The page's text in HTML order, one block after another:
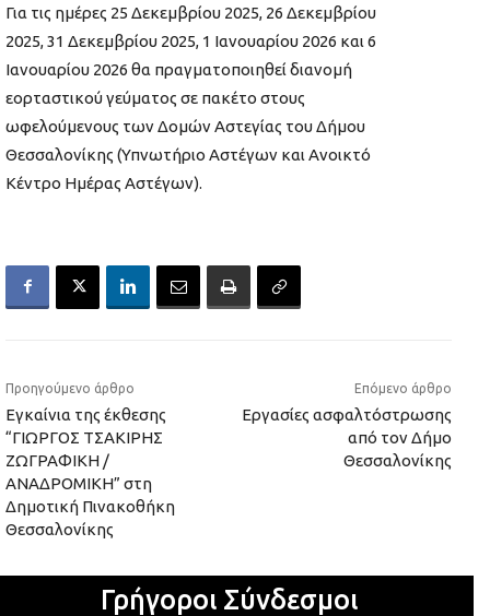
Για τις ημέρες 25 Δεκεμβρίου 2025, 26 Δεκεμβρίου
2025, 31 Δεκεμβρίου 2025, 1 Ιανουαρίου 2026 και 6
Ιανουαρίου 2026 θα πραγματοποιηθεί διανομή
εορταστικού γεύματος σε πακέτο στους
ωφελούμενους των Δομών Αστεγίας του Δήμου
Θεσσαλονίκης (Υπνωτήριο Αστέγων και Ανοικτό
Κέντρο Ημέρας Αστέγων).
Προηγούμενο άρθρο
Εγκαίνια της έκθεσης
“ΓΙΩΡΓΟΣ ΤΣΑΚΙΡΗΣ
ΖΩΓΡΑΦΙΚΗ /
ΑΝΑΔΡΟΜΙΚΗ” στη
Δημοτική Πινακοθήκη
Θεσσαλονίκης
Επόμενο άρθρο
Εργασίες ασφαλτόστρωσης
από τον Δήμο
Θεσσαλονίκης
Γρήγοροι Σύνδεσμοι